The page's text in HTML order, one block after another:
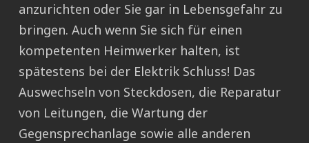
anzurichten oder Sie gar in Lebensgefahr zu
bringen. Auch wenn Sie sich für einen
kompetenten Heimwerker halten, ist
spätestens bei der Elektrik Schluss! Das
Auswechseln von Steckdosen, die Reparatur
von Leitungen, die Wartung der
Gegensprechanlage sowie alle anderen